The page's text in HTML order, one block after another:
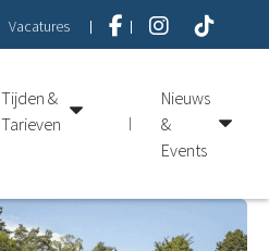
Vacatures
Tijden &
Tarieven
Nieuws
&
Events